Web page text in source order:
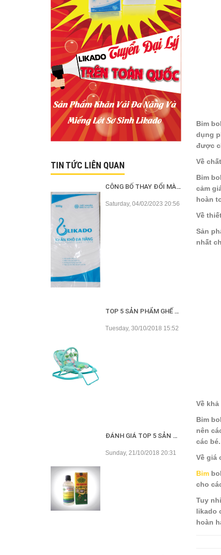
TIN TỨC LIÊN QUAN
CÔNG BỐ THAY ĐỔI MÀU SẮC SẢN PHẨM KHĂN KHÔ ĐA NĂNG LIKADO 300G
Saturday, 04/02/2023 20:56
TOP 5 SẢN PHẨM GHẾ RUNG TỐT NHẤT HIỆN NAY
Tuesday, 30/10/2018 15:52
ĐÁNH GIÁ TOP 5 SẢN PHẨM DẦU TRÀM TỐT NHẤT HIỆN NAY
Sunday, 21/10/2018 20:31
Bỉm
dụng
được
Về
Bỉm
cảm
hoàn
Về
Sản
nhất
Về
Bỉm
nên
các bé.
Về giá
Bỉm
cho
Tuy
likado
hoàn